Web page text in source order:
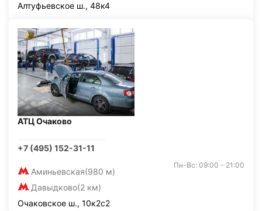
Алтуфьевское ш., 48к4
АТЦ Очаково
+7 (495) 152-31-11
Аминьевская(980 м)
Давыдково(2 км)
Пн-Вс: 09:00 - 21:00
Очаковское ш., 10к2с2